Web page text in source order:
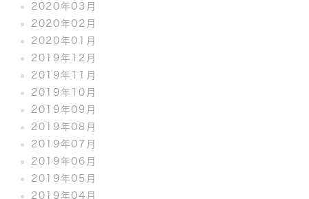
2020年03月
2020年02月
2020年01月
2019年12月
2019年11月
2019年10月
2019年09月
2019年08月
2019年07月
2019年06月
2019年05月
2019年04月